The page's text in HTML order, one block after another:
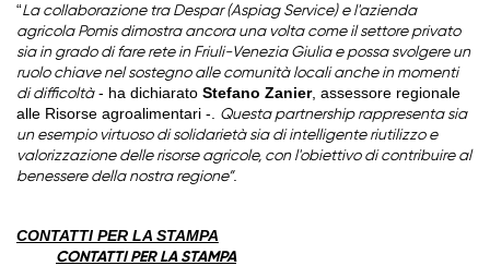
“La collaborazione tra Despar (Aspiag Service) e l'azienda
agricola Pomis dimostra ancora una volta come il settore privato
sia in grado di fare rete in Friuli-Venezia Giulia e possa svolgere un
ruolo chiave nel sostegno alle comunità locali anche in momenti
di difficoltà- ha dichiarato Stefano Zanier, assessore regionale
alle Risorse agroalimentari -. Questa partnership rappresenta sia
un esempio virtuoso di solidarietà sia di intelligente riutilizzo e
valorizzazione delle risorse agricole, con l'obiettivo di contribuire al
benessere della nostra regione”.
CONTATTI PER LA STAMPA
CONTATTI PER LA STAMPA